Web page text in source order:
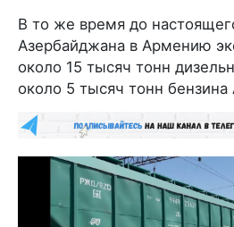
В то же время до
Азербайджана в Армению
около 15 тысяч тонн
около 5 тысяч тонн